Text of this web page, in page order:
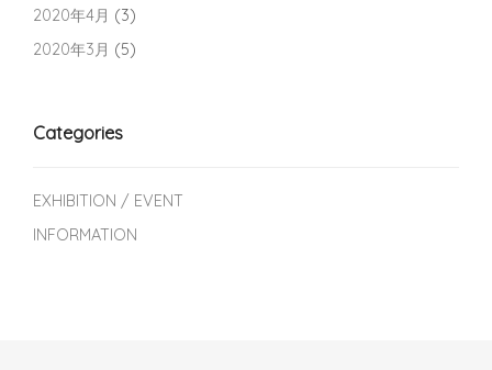
2020年4月 (3)
2020年3月 (5)
Categories
EXHIBITION / EVENT
INFORMATION